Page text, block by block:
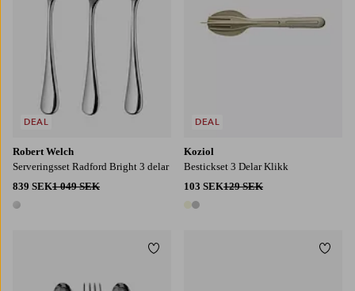
Robert Welch
Serveringsset Radford Bright 3 delar
839 SEK1 049 SEK
1 färg
DEAL
Koziol
Bestickset 3 Delar Klikk
103 SEK129 SEK
2 färger
DEAL
Lägg till i favoriter